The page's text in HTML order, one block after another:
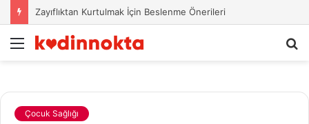
Zayıflıktan Kurtulmak İçin Beslenme Önerileri
Menü
Çocuk Sağlığı